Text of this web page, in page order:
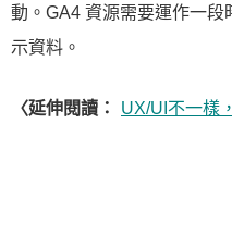
動。GA4 資源需要運作一
示資料。
〈延伸閱讀： UX/UI不一樣